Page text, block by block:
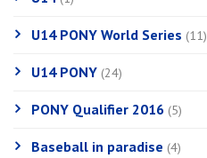
U14 PONY World Series (11)
U14 PONY (24)
PONY Qualifier 2016 (5)
Baseball in paradise (4)